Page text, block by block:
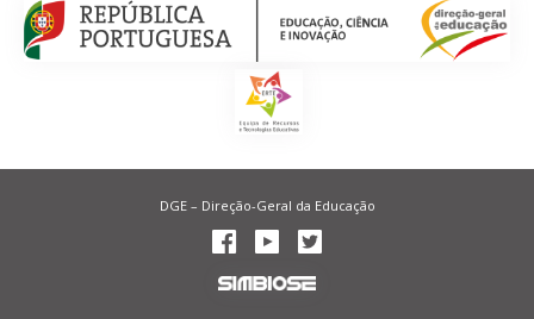
DGE – Direção-Geral da Educação